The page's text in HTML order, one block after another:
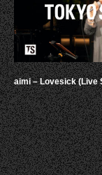
aimi – Lovesick (Live